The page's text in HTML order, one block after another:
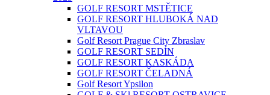
GOLF RESORT MSTĚTICE
GOLF RESORT HLUBOKÁ NAD
VLTAVOU
Golf Resort Prague City Zbraslav
GOLF RESORT SEDÍN
GOLF RESORT KASKÁDA
GOLF RESORT ČELADNÁ
Golf Resort Ypsilon